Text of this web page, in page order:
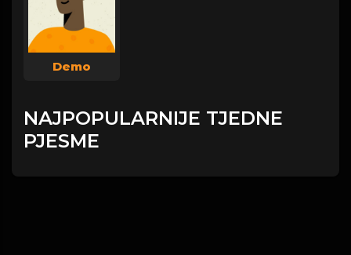
Demo
NAJPOPULARNIJE TJEDNE
PJESME